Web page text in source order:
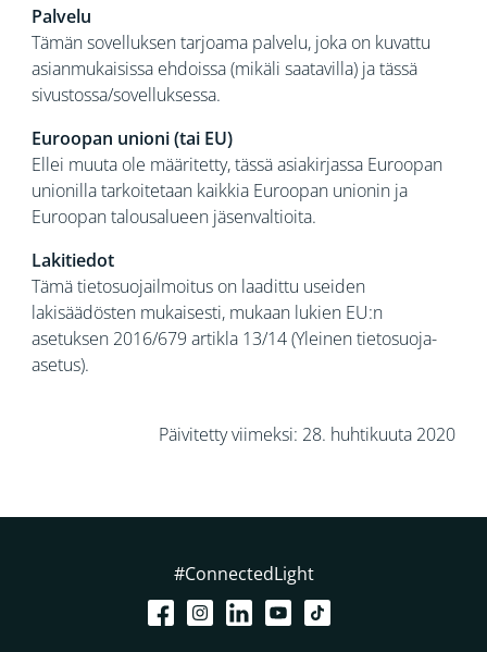
Palvelu
Tämän sovelluksen tarjoama palvelu, joka on kuvattu
asianmukaisissa ehdoissa (mikäli saatavilla) ja tässä
sivustossa/sovelluksessa.
Euroopan unioni (tai EU)
Ellei muuta ole määritetty, tässä asiakirjassa Euroopan
unionilla tarkoitetaan kaikkia Euroopan unionin ja
Euroopan talousalueen jäsenvaltioita.
Lakitiedot
Tämä tietosuojailmoitus on laadittu useiden
lakisäädösten mukaisesti, mukaan lukien EU:n
asetuksen 2016/679 artikla 13/14 (Yleinen tietosuoja-
asetus).
Päivitetty viimeksi: 28. huhtikuuta 2020
#ConnectedLight